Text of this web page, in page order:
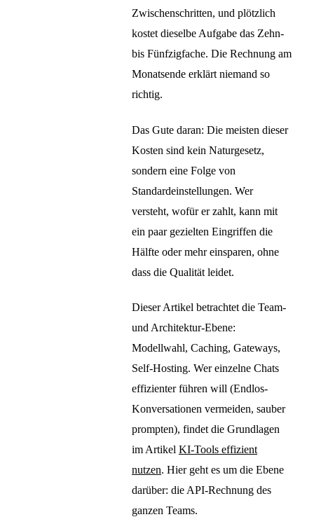
Zwischenschritten, und plötzlich
kostet dieselbe Aufgabe das Zehn-
bis Fünfzigfache. Die Rechnung am
Monatsende erklärt niemand so
richtig.
Das Gute daran: Die meisten dieser
Kosten sind kein Naturgesetz,
sondern eine Folge von
Standardeinstellungen. Wer
versteht, wofür er zahlt, kann mit
ein paar gezielten Eingriffen die
Hälfte oder mehr einsparen, ohne
dass die Qualität leidet.
Dieser Artikel betrachtet die Team-
und Architektur-Ebene:
Modellwahl, Caching, Gateways,
Self-Hosting. Wer einzelne Chats
effizienter führen will (Endlos-
Konversationen vermeiden, sauber
prompten), findet die Grundlagen
im Artikel KI-Tools effizient
nutzen. Hier geht es um die Ebene
darüber: die API-Rechnung des
ganzen Teams.